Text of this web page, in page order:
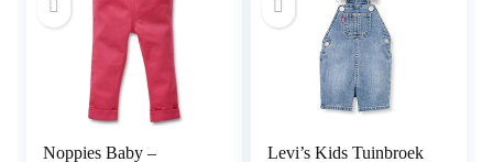
Noppies Baby –
Levi’s Kids Tuinbroek